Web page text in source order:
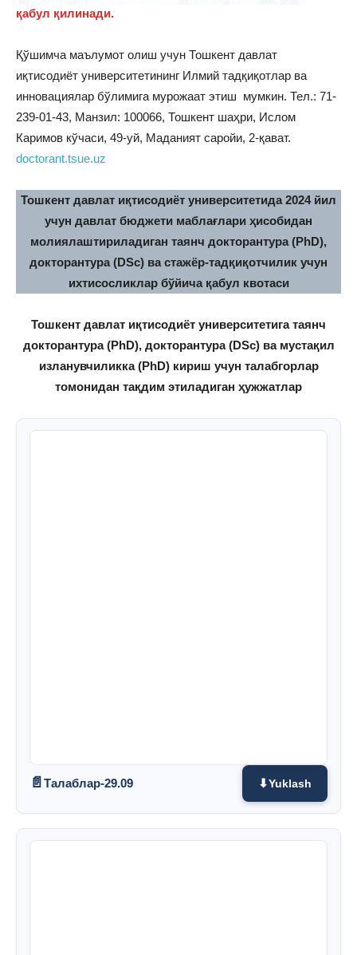
қабул қилинади.
Қўшимча маълумот олиш учун Тошкент давлат
иқтисодиёт университетининг Илмий тадқиқотлар ва
инновациялар бўлимига мурожаат этиш мумкин. Тел.: 71-
239-01-43, Манзил: 100066, Тошкент шаҳри, Ислом
Каримов кўчаси, 49-уй, Маданият саройи, 2-қават.
doctorant.tsue.uz
Тошкент давлат иқтисодиёт университетида 2024 йил
учун давлат бюджети маблағлари ҳисобидан
молиялаштириладиган таянч докторантура (PhD),
докторантура (DSc) ва стажёр-тадқиқотчилик учун
ихтисосликлар бўйича қабул квотаси
Тошкент давлат иқтисодиёт университетига таянч
докторантура (PhD), докторантура (DSc) ва мустақил
изланувчиликка (PhD) кириш учун талабгорлар
томонидан тақдим этиладиган ҳужжатлар
Талаблар-29.09 Yuklash